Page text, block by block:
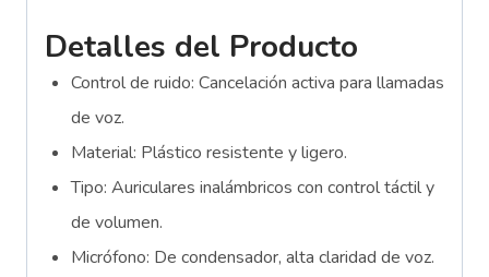
Detalles del Producto
Control de ruido: Cancelación activa para llamadas
de voz.
Material: Plástico resistente y ligero.
Tipo: Auriculares inalámbricos con control táctil y
de volumen.
Micrófono: De condensador, alta claridad de voz.